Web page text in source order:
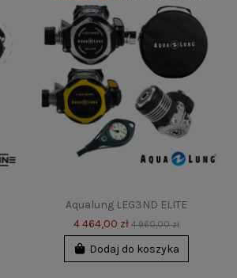
Aqualung LEG3ND ELITE
4 464,00 zł 4 960,00 zł
Dodaj do koszyka